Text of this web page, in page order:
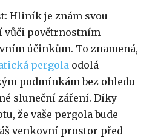
Hliník je znám svou
vůči povětrnostním
účinkům. To znamená,
pergola odolá
podmínkám bez ohledu
sluneční záření. Díky
že vaše pergola bude
venkovní prostor před